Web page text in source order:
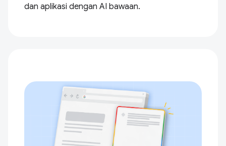
dan aplikasi dengan AI bawaan.